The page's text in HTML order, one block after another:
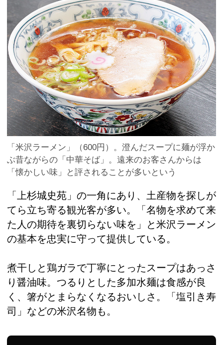
「米沢ラーメン」（600円）。澄んだスープに麺が浮か
ぶ昔ながらの「中華そば」。遠来のお客さんからは
「懐かしい味」と評されることが多いという
「上杉城史苑」の一角にあり、土産物を探しが
てら立ち寄る観光客が多い。「名物を求めて来
た人の期待を裏切らない味を」と米沢ラーメン
の基本を忠実に守って提供している。
煮干しと鶏ガラで丁寧にとったスープはあっさ
り醤油味。つるりとした多加水麺は食感が良
く、箸がとまらなくなるおいしさ。「塩引き寿
司」などの米沢名物も。